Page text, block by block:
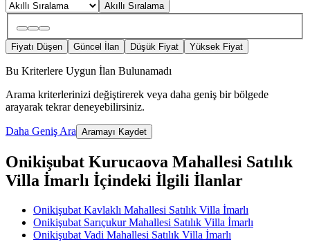
Akıllı Sıralama
Fiyatı Düşen Güncel İlan Düşük Fiyat Yüksek Fiyat
Bu Kriterlere Uygun İlan Bulunamadı
Arama kriterlerinizi değiştirerek veya daha geniş bir bölgede
arayarak tekrar deneyebilirsiniz.
Daha Geniş Ara Aramayı Kaydet
Onikişubat Kurucaova Mahallesi Satılık
Villa İmarlı İçindeki İlgili İlanlar
Onikişubat Kavlaklı Mahallesi Satılık Villa İmarlı
Onikişubat Sarıçukur Mahallesi Satılık Villa İmarlı
Onikişubat Vadi Mahallesi Satılık Villa İmarlı